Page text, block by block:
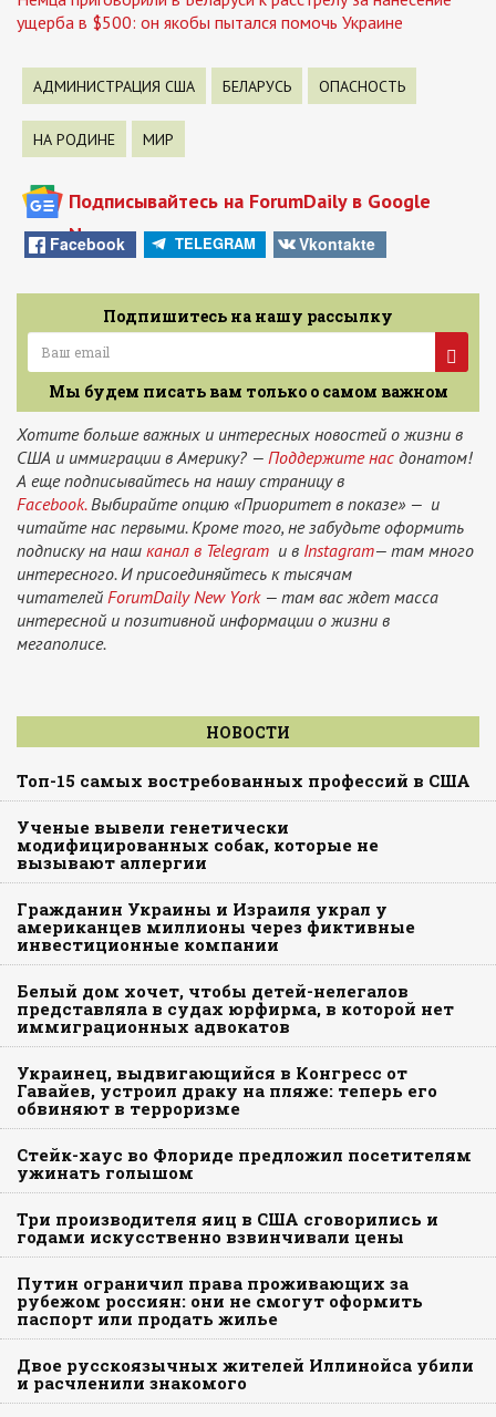
ущерба в $500: он якобы пытался помочь Украине
АДМИНИСТРАЦИЯ США БЕЛАРУСЬ ОПАСНОСТЬ
НА РОДИНЕ МИР
Подписывайтесь на ForumDaily в Google
News
Facebook TELEGRAM Vkontakte
Подпишитесь на нашу рассылку
Мы будем писать вам только о самом важном
Хотите больше важных и интересных новостей о жизни в
США и иммиграции в Америку? — Поддержите нас донатом!
А еще подписывайтесь на нашу страницу в
Facebook.Выбирайте опцию «Приоритет в показе» — и
читайте нас первыми. Кроме того, не забудьте оформить
подписку на наш канал в Telegram и в Instagram— там много
интересного. И присоединяйтесь к тысячам
читателей ForumDaily New York— там вас ждет масса
интересной и позитивной информации о жизни в
мегаполисе.
НОВОСТИ
Топ-15 самых востребованных профессий в США
Ученые вывели генетически
модифицированных собак, которые не
вызывают аллергии
Гражданин Украины и Израиля украл у
американцев миллионы через фиктивные
инвестиционные компании
Белый дом хочет, чтобы детей-нелегалов
представляла в судах юрфирма, в которой нет
иммиграционных адвокатов
Украинец, выдвигающийся в Конгресс от
Гавайев, устроил драку на пляже: теперь его
обвиняют в терроризме
Стейк-хаус во Флориде предложил посетителям
ужинать голышом
Три производителя яиц в США сговорились и
годами искусственно взвинчивали цены
Путин ограничил права проживающих за
рубежом россиян: они не смогут оформить
паспорт или продать жилье
Двое русскоязычных жителей Иллинойса убили
и расчленили знакомого